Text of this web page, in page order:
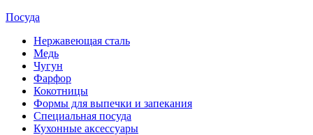
Посуда
Нержавеющая сталь
Медь
Чугун
Фарфор
Кокотницы
Формы для выпечки и запекания
Специальная посуда
Кухонные аксессуары